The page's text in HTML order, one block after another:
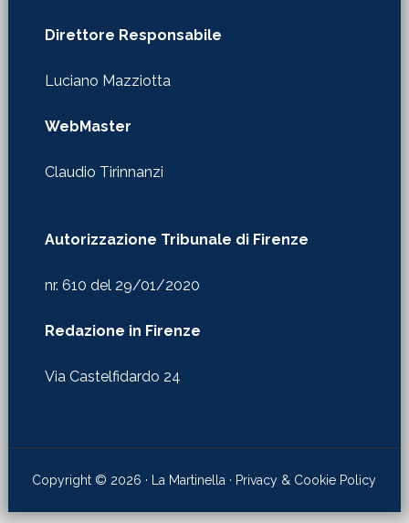
Direttore Responsabile
Luciano Mazziotta
WebMaster
Claudio Tirinnanzi
Autorizzazione Tribunale di Firenze
nr. 610 del 29/01/2020
Redazione in Firenze
Via Castelfidardo 24
Copyright © 2026 · La Martinella · Privacy & Cookie Policy